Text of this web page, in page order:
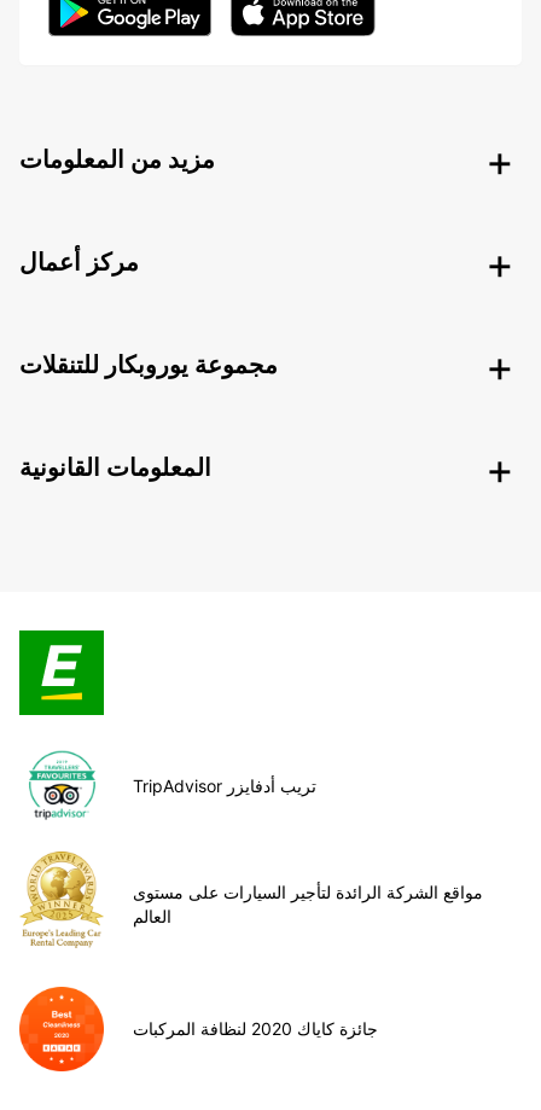
مزيد من المعلومات
مركز أعمال
مجموعة يوروبكار للتنقلات
المعلومات القانونية
TripAdvisor تريب أدفايزر
مواقع الشركة الرائدة لتأجير السيارات على مستوى
العالم
جائزة كاياك 2020 لنظافة المركبات